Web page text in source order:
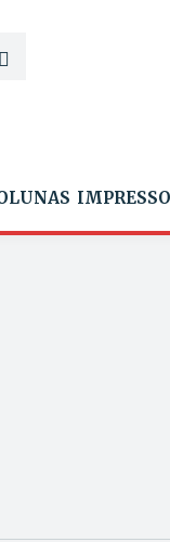
IMPRESSO